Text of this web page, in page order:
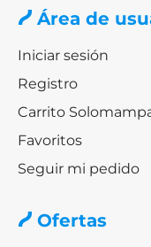
Área de
Iniciar sesión
Registro
Carrito
Favoritos
Seguir mi pedido
Ofertas